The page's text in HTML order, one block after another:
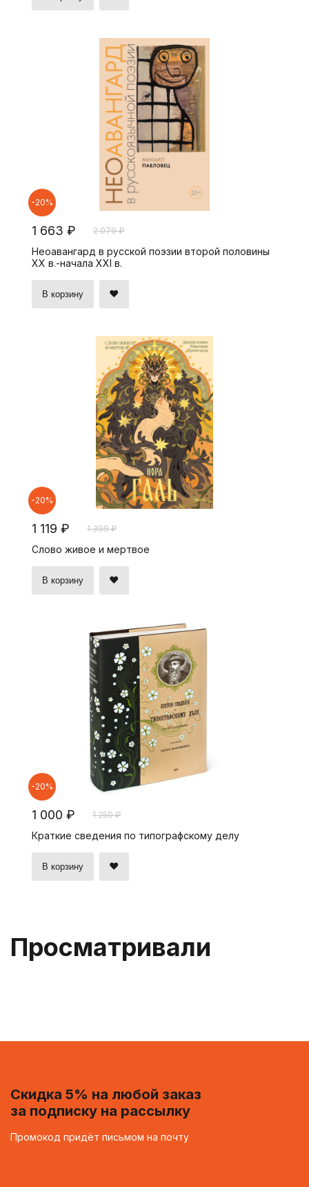
-20%
1 663 ₽ 2 079 ₽
Неоавангард в русской поэзии второй половины
ХХ в.-начала ХХI в.
В корзину
-20%
1 119 ₽ 1 399 ₽
Слово живое и мертвое
В корзину
-20%
1 000 ₽ 1 250 ₽
Краткие сведения по типографскому делу
В корзину
Просматривали
Скидка 5% на любой заказ
за подписку на рассылку
Промокод придёт письмом на почту